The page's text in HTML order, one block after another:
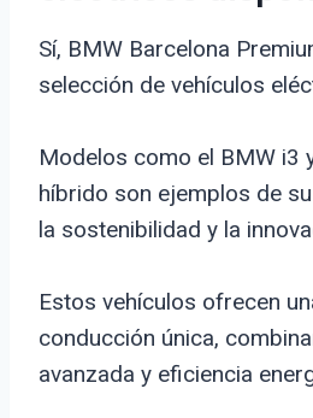
Sí, BMW Barcelona
selección de vehículos
Modelos como el BMW i3
híbrido son ejemplos de
la sostenibilidad y la
Estos vehículos ofrecen
conducción única,
avanzada y eficiencia